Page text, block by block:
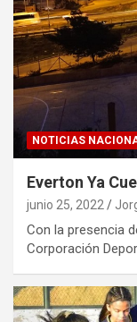
NOTICIAS
Everton Ya
junio 25, 2022
Con la presencia
Corporación